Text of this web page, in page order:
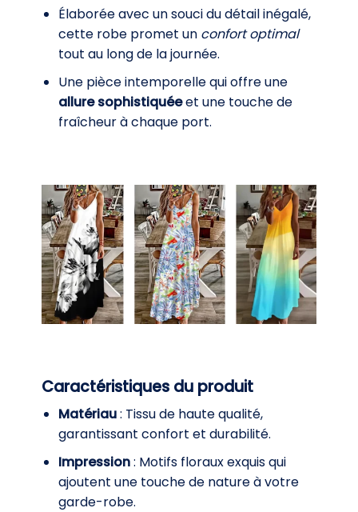
Élaborée avec un souci du détail inégalé,
cette robe promet un confort optimal
tout au long de la journée.
Une pièce intemporelle qui offre une
allure sophistiquéeet une touche de
fraîcheur à chaque port.
Caractéristiques du produit
Matériau: Tissu de haute qualité,
garantissant confort et durabilité.
Impression: Motifs floraux exquis qui
ajoutent une touche de nature à votre
garde-robe.